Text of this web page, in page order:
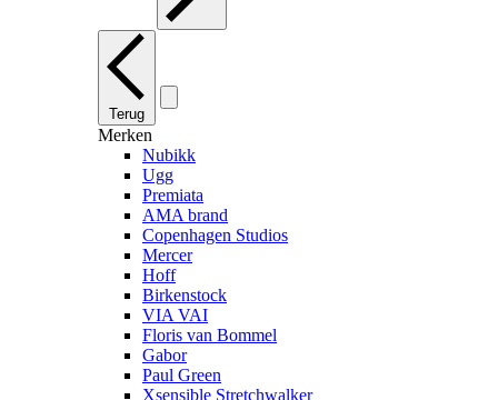
Terug
Merken
Nubikk
Ugg
Premiata
AMA brand
Copenhagen Studios
Mercer
Hoff
Birkenstock
VIA VAI
Floris van Bommel
Gabor
Paul Green
Xsensible Stretchwalker